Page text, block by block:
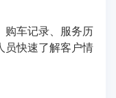
购车记录、服务历
员快速了解客户情